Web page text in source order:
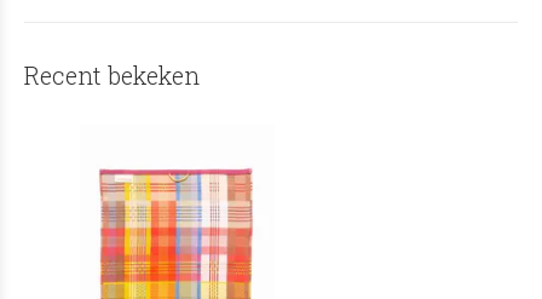
Recent bekeken